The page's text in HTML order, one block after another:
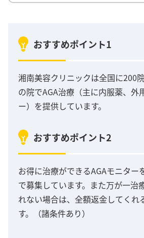
おすすめポイント1
湘南美容クリニックは全国に200
の院でAGA治療（主に内服薬、外
ー）を提供しています。
おすすめポイント2
お得に治療ができるAGAモニター
で募集しています。また万が一治
れない場合は、全額返金してくれ
す。（諸条件あり）